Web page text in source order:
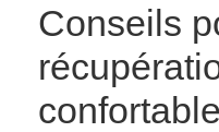
Conseils
confortable